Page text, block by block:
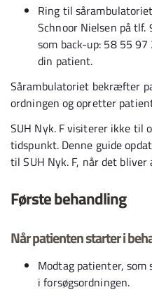
Ring til
Schnoor Nielsen på
som back-up: 58 55
din patient.
Sårambulatoriet bekræfter
ordningen og opretter
SUH Nyk. F visiterer ikke til
tidspunkt. Denne guide
til SUH Nyk. F, når det
Første behandling
Når patienten starter i
Modtag patienter,
i forsøgsordningen.